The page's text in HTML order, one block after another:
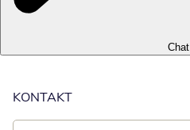
Chat
KONTAKT